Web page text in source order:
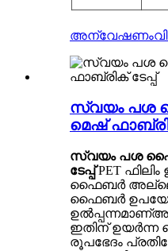
അന്വേഷണം
സ്വയം പശ
മെഷ്
സ്വയം പശ
ടേപ്പ് PET
ഫൈബർ
ഫൈബർ
ഉൽപ്പന്നമാണ്
ഇതിന്
രൂപഭേദം